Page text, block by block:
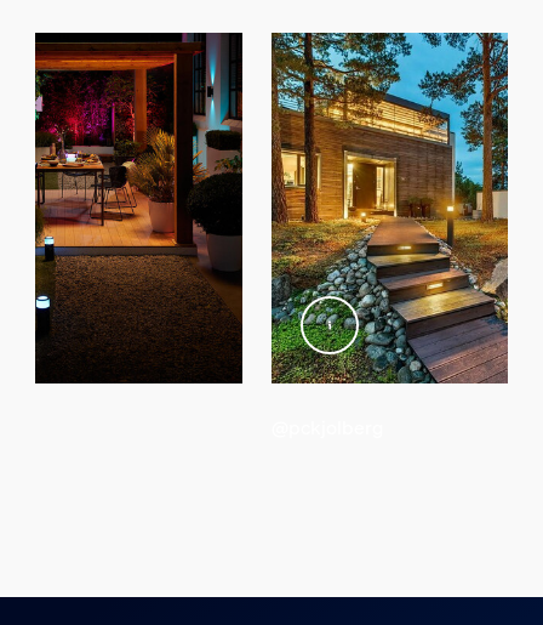
Kan dimmes med Hue-app og -bryter
Ja
Sikret mot vind og vær
Ja
Integrert LED
Ja
Lysegenskaper
Fargegjengivelsesindeks (CRI)
≥80
Fargetemperatur
Type